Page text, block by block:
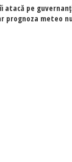
atacă pe
prognoza meteo